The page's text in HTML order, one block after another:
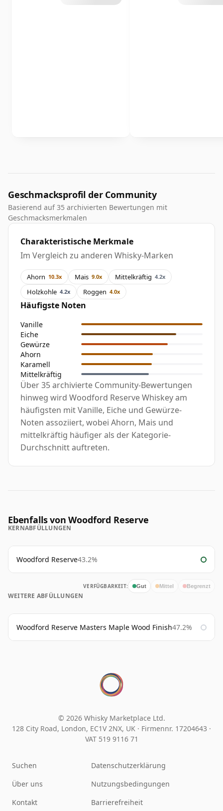
Geschmacksprofil der Community
Basierend auf 35 archivierten Bewertungen mit
Geschmacksmerkmalen
Charakteristische Merkmale
Im Vergleich zu anderen Whisky-Marken
Ahorn 10.3x Mais 9.0x Mittelkräftig 4.2x
Holzkohle 4.2x Roggen 4.0x
Häufigste Noten
Vanille
Eiche
Gewürze
Ahorn
Karamell
Mittelkräftig
Über 35 archivierte Community-Bewertungen
hinweg wird Woodford Reserve Whiskey am
häufigsten mit Vanille, Eiche und Gewürze-
Noten assoziiert, wobei Ahorn, Mais und
mittelkräftig häufiger als der Kategorie-
Durchschnitt auftreten.
Ebenfalls von Woodford Reserve
KERNABFÜLLUNGEN
Woodford Reserve43.2%
VERFÜGBARKEIT: Gut Mittel Begrenzt
WEITERE ABFÜLLUNGEN
Woodford Reserve Masters Maple Wood Finish47.2%
© 2026 Whisky Marketplace Ltd.
128 City Road, London, EC1V 2NX, UK · Firmennr. 17204643 ·
VAT 519 9116 71
Suchen
Über uns
Kontakt
Datenschutzerklärung
Nutzungsbedingungen
Barrierefreiheit